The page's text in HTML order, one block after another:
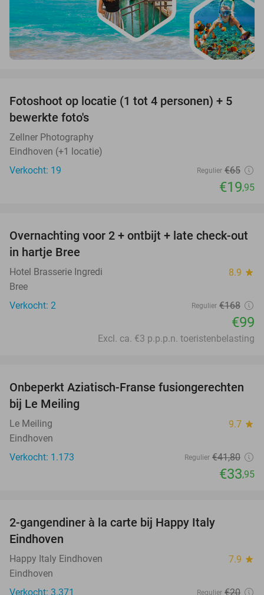
69%
Fotoshoot op locatie (1 tot 4 personen) + 5
bewerkte foto's
Zellner Photography
Eindhoven (+1 locatie)
Verkocht: 19
Regulier €65
€19,95
41%
TODAY
Overnachting voor 2 + ontbijt + late check-out
in hartje Bree
Hotel Brasserie Ingredi 8.9 star
Bree
Verkocht: 2
Regulier €168
€99
Excl. ca. €3 p.p.p.n. toeristenbelasting
19%
Onbeperkt Aziatisch-Franse fusiongerechten
bij Le Meiling
Le Meiling 9.7 star
Eindhoven
Verkocht: 1.173
Regulier €41,80
€33,95
2-gangendiner à la carte bij Happy Italy
Eindhoven
Happy Italy Eindhoven 7.9 star
Eindhoven
Verkocht: 3.371
Regulier €20